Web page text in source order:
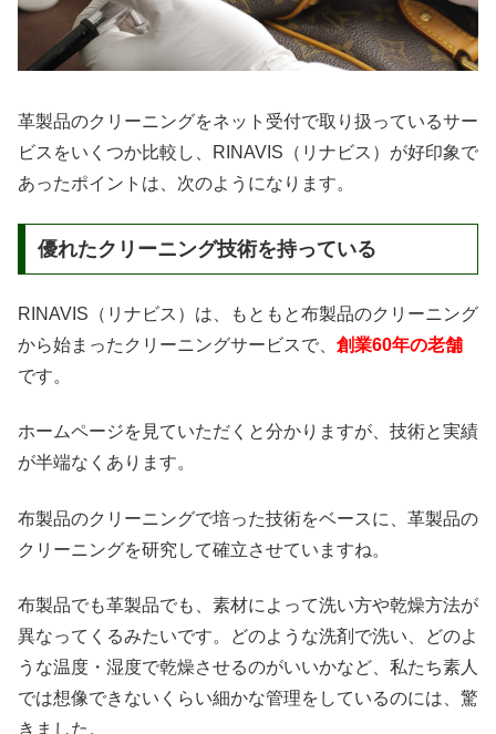
革製品のクリーニングをネット受付で取り扱っているサー
ビスをいくつか比較し、RINAVIS（リナビス）が好印象で
あったポイントは、次のようになります。
優れたクリーニング技術を持っている
RINAVIS（リナビス）は、もともと布製品のクリーニング
から始まったクリーニングサービスで、 創業60年の老舗
です。
ホームページを見ていただくと分かりますが、技術と実績
が半端なくあります。
布製品のクリーニングで培った技術をベースに、革製品の
クリーニングを研究して確立させていますね。
布製品でも革製品でも、素材によって洗い方や乾燥方法が
異なってくるみたいです。どのような洗剤で洗い、どのよ
うな温度・湿度で乾燥させるのがいいかなど、私たち素人
では想像できないくらい細かな管理をしているのには、驚
きました。